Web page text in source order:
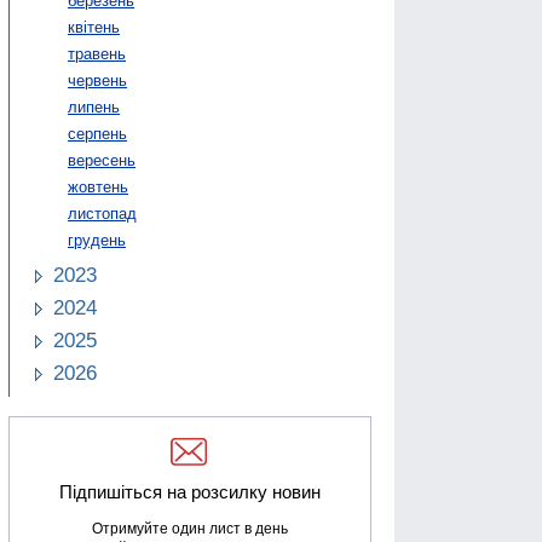
квітень
травень
червень
липень
серпень
вересень
жовтень
листопад
грудень
2023
2024
2025
2026
Підпишіться на розсилку новин
Отримуйте один лист в день